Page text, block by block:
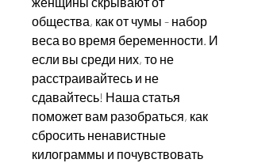
общества, как от чумы - набор
веса во время беременности. И
если вы среди них, то не
расстраивайтесь и не
сдавайтесь! Наша статья
поможет вам разобраться, как
сбросить ненавистные
килограммы и почувствовать